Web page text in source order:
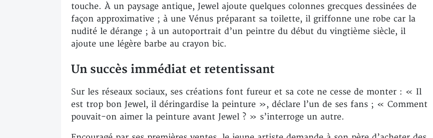
touche. À un paysage antique, Jewel ajoute quelques colonnes grecques dessinées de
façon approximative ; à une Vénus préparant sa toilette, il griffonne une robe car la
nudité le dérange ; à un autoportrait d’un peintre du début du vingtième siècle, il
ajoute une légère barbe au crayon bic.
Un succès immédiat et retentissant
Sur les réseaux sociaux, ses créations font fureur et sa cote ne cesse de monter : « Il
est trop bon Jewel, il déringardise la peinture », déclare l’un de ses fans ; « Comment
pouvait-on aimer la peinture avant Jewel ? » s’interroge un autre.